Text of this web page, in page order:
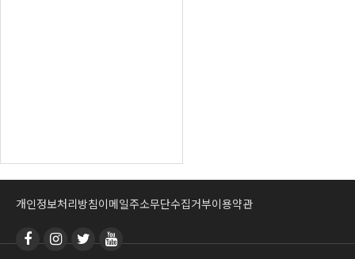
개인정보처리방침이메일주소무단수집거부이용약관